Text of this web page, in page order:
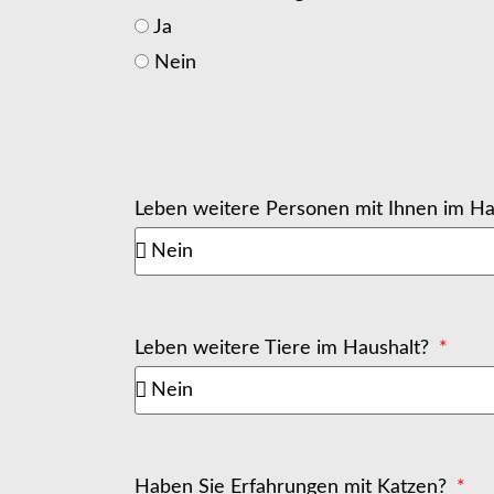
Ja
Nein
Leben weitere Personen mit Ihnen im
Leben weitere Tiere im Haushalt?
Haben Sie Erfahrungen mit Katzen?